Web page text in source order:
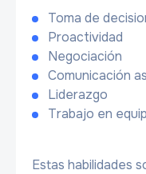
Toma de
Proactividad
Negociación
Comunicación
Liderazgo
Trabajo en
Estas habilidades